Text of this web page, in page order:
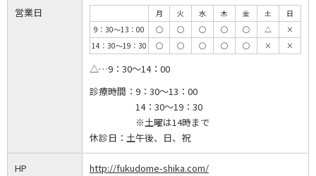
営業日 月 火 水 木 金 土
日
9：30～13：00
◯ ◯ ◯ ◯ ◯ △
×
14：30～19：30
◯ ◯ ◯ ◯ ◯ × ×
△…9：30～14：00
診療時間： 9：30～13：00
14：30～19：30
※土曜は14時まで
休診日： 土午後、日、祝
HP http://fukudome-shika.com/